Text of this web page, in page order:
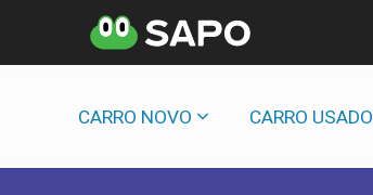
CARRO NOVO CARRO USADO